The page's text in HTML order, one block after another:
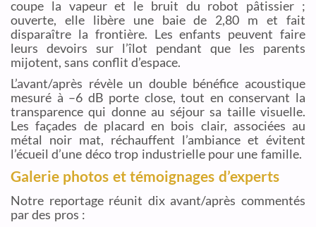
coupe la vapeur et le bruit du robot pâtissier ;
ouverte, elle libère une baie de 2,80 m et fait
disparaître la frontière. Les enfants peuvent faire
leurs devoirs sur l’îlot pendant que les parents
mijotent, sans conflit d’espace.
L’avant/après révèle un double bénéfice acoustique
mesuré à –6 dB porte close, tout en conservant la
transparence qui donne au séjour sa taille visuelle.
Les façades de placard en bois clair, associées au
métal noir mat, réchauffent l’ambiance et évitent
l’écueil d’une déco trop industrielle pour une famille.
Galerie photos et témoignages d’experts
Notre reportage réunit dix avant/après commentés
par des pros :